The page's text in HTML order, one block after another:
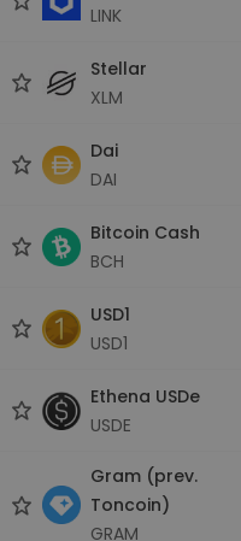
LINK
Stellar
XLM
Dai
DAI
Bitcoin Cash
BCH
USD1
USD1
Ethena USDe
USDE
Gram (prev.
Toncoin)
GRAM